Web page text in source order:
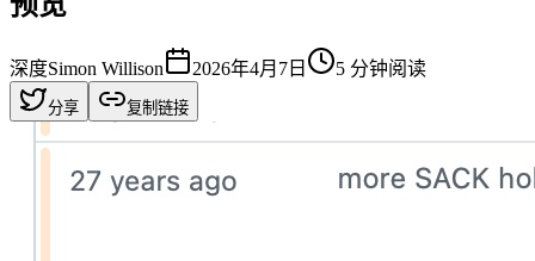
深度Simon Willison 2026年4月7日 5 分钟阅读
分享 复制链接